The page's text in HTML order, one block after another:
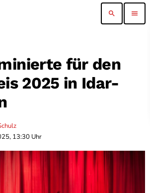
search menu
für den
2025 in Idar-
13:30 Uhr